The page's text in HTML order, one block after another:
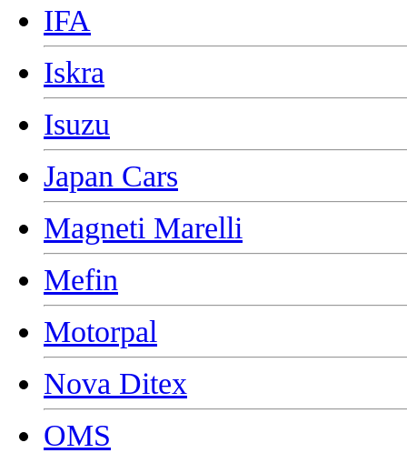
IFA
Iskra
Isuzu
Japan Cars
Magneti Marelli
Mefin
Motorpal
Nova Ditex
OMS